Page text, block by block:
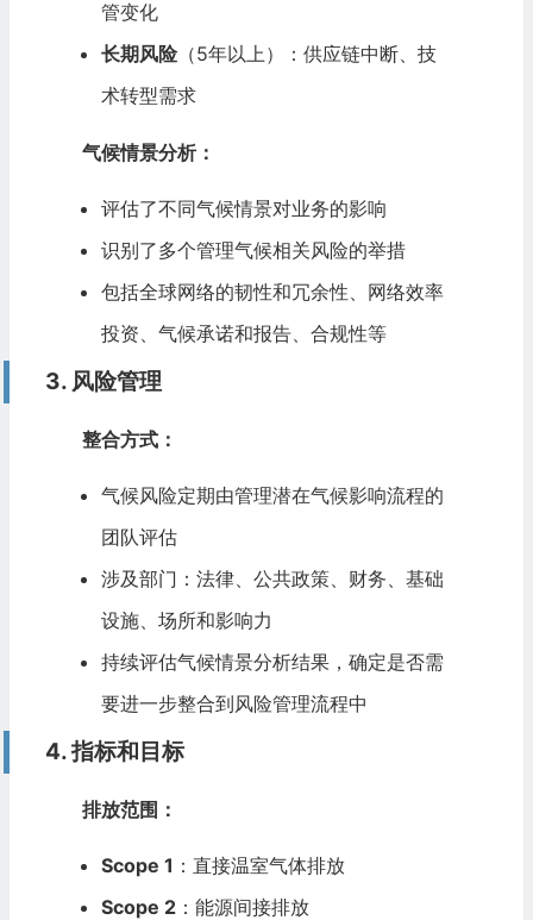
管变化
长期风险（5年以上）：供应链中断、技
术转型需求
气候情景分析：
评估了不同气候情景对业务的影响
识别了多个管理气候相关风险的举措
包括全球网络的韧性和冗余性、网络效率
投资、气候承诺和报告、合规性等
3. 风险管理
整合方式：
气候风险定期由管理潜在气候影响流程的
团队评估
涉及部门：法律、公共政策、财务、基础
设施、场所和影响力
持续评估气候情景分析结果，确定是否需
要进一步整合到风险管理流程中
4. 指标和目标
排放范围：
Scope 1 ：直接温室气体排放
Scope 2：能源间接排放